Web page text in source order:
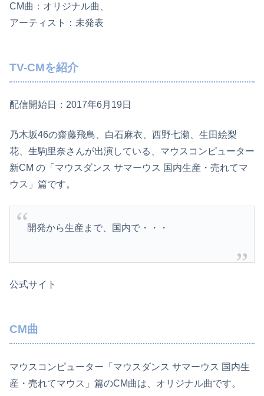
CM曲：オリジナル曲、
アーティスト：未発表
TV-CMを紹介
配信開始日：2017年6月19日
乃木坂46の齋藤飛鳥、白石麻衣、西野七瀬、生田絵梨
花、生駒里奈さんが出演している、マウスコンピューター
新CM の「マウスダンス サマーウス 国内生産・売れてマ
ウス」篇です。
開発から生産まで、国内で・・・
公式サイト
CM曲
マウスコンピューター「マウスダンス サマーウス 国内生
産・売れてマウス」篇のCM曲は、オリジナル曲です。